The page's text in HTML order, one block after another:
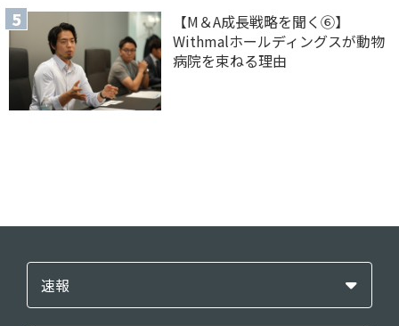
【M＆A 成長戦略を聞く⑥】
Withmalホールディングスが動物
病院を束ねる理由
速報